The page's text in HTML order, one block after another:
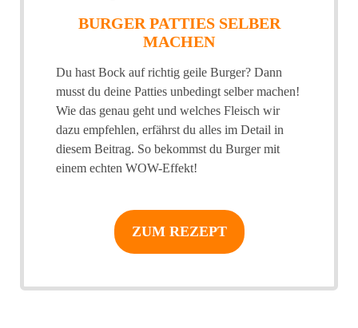
BURGER PATTIES SELBER
MACHEN
Du hast Bock auf richtig geile Burger? Dann
musst du deine Patties unbedingt selber machen!
Wie das genau geht und welches Fleisch wir
dazu empfehlen, erfährst du alles im Detail in
diesem Beitrag. So bekommst du Burger mit
einem echten WOW-Effekt!
ZUM REZEPT